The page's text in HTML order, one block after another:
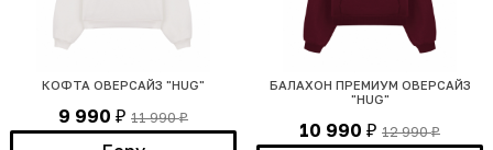
КОФТА ОВЕРСАЙЗ "HUG"
9 990 ₽ 11 990₽
БАЛАХОН ПРЕМИУМ ОВЕРСАЙЗ
"HUG"
10 990 ₽ 12 990₽